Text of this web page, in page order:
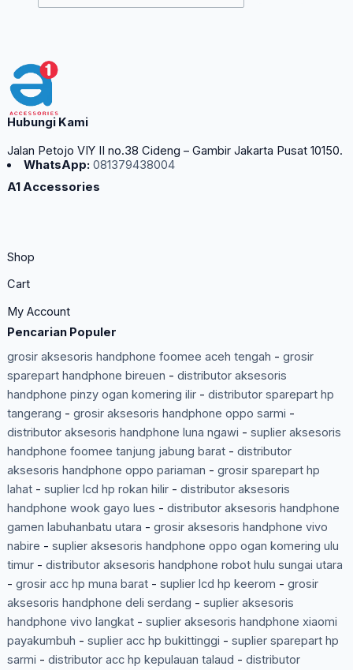
Hubungi Kami
Jalan Petojo VIY II no.38 Cideng – Gambir Jakarta Pusat 10150.
WhatsApp: 081379438004
A1 Accessories
Shop
Cart
My Account
Pencarian Populer
grosir aksesoris handphone foomee aceh tengah - grosir
sparepart handphone bireuen - distributor aksesoris
handphone pinzy ogan komering ilir- distributor sparepart hp
tangerang - grosir aksesoris handphone oppo sarmi -
distributor aksesoris handphone luna ngawi - suplier aksesoris
handphone foomee tanjung jabung barat- distributor
aksesoris handphone oppo pariaman - grosir sparepart hp
lahat- suplier lcd hp rokan hilir- distributor aksesoris
handphone wook gayo lues - distributor aksesoris handphone
gamen labuhanbatu utara - grosir aksesoris handphone vivo
nabire - suplier aksesoris handphone oppo ogan komering ulu
timur- distributor aksesoris handphone robot hulu sungai utara
- grosir acc hp muna barat- suplier lcd hp keerom - grosir
aksesoris handphone deli serdang - suplier aksesoris
handphone vivo langkat- suplier aksesoris handphone xiaomi
payakumbuh - suplier acc hp bukittinggi - suplier sparepart hp
sarmi - distributor acc hp kepulauan talaud - distributor